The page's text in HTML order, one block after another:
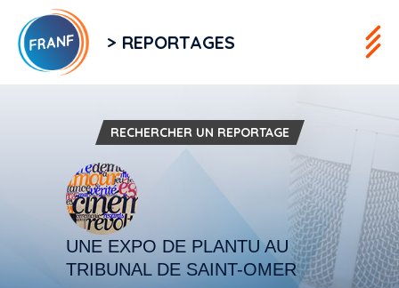
> REPORTAGES
RECHERCHER UN REPORTAGE
UNE EXPO DE PLANTU AU
TRIBUNAL DE SAINT-OMER